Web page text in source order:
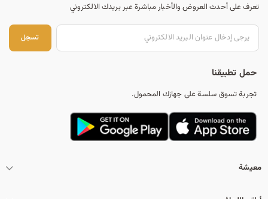
تعرف على أحدث العروض والأخبار مباشرة عبر بريدك الالكتروني
تسجل
حمل تطبيقنا
تجربة تسوق سلسة على جهازك المحمول.
معيشة